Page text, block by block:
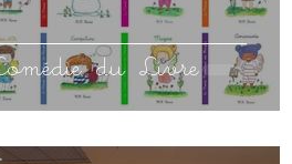
du Livre